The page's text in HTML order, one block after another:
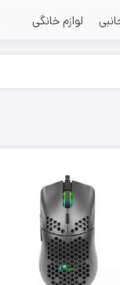
لوازم خانگی